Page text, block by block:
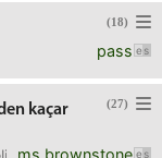
(18)
pass
(27)
kaçar
ms brownstone